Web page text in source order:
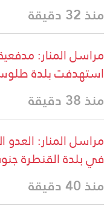
منذ 32 دقيقة
مراسل المنار:
استهدفت بلدة
منذ 38 دقيقة
مراسل المنار: العدو
في بلدة القنطرة
منذ 40 دقيقة